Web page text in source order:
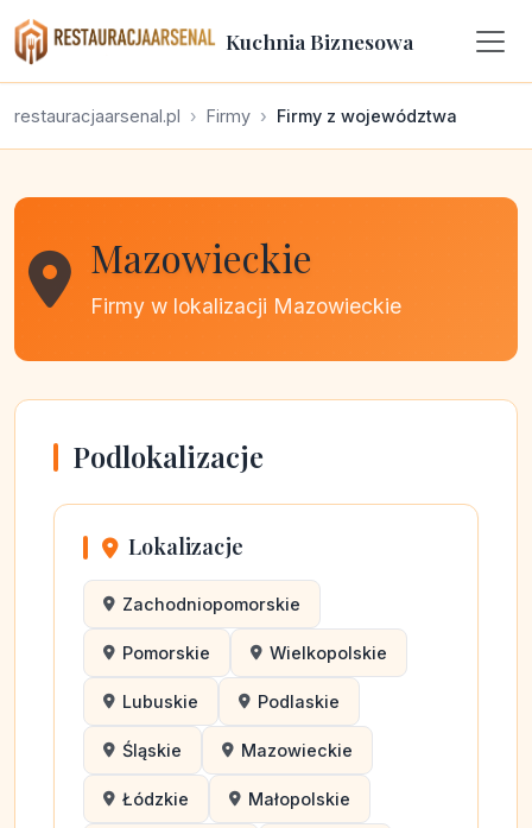
Kuchnia Biznesowa
restauracjaarsenal.pl Firmy Firmy z województwa
Mazowieckie
Firmy w lokalizacji Mazowieckie
Podlokalizacje
Lokalizacje
Zachodniopomorskie
Pomorskie Wielkopolskie
Lubuskie Podlaskie
Śląskie Mazowieckie
Łódzkie Małopolskie